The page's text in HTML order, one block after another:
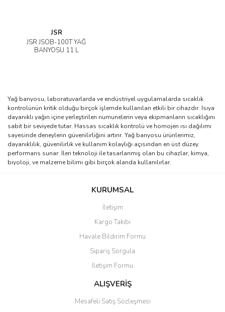
JSR
JSR JSOB-100T YAĞ
BANYOSU 11 L
Yağ banyosu, laboratuvarlarda ve endüstriyel uygulamalarda sıcaklık
kontrolünün kritik olduğu birçok işlemde kullanılan etkili bir cihazdır. Isıya
dayanıklı yağın içine yerleştirilen numunelerin veya ekipmanların sıcaklığını
sabit bir seviyede tutar. Hassas sıcaklık kontrolü ve homojen ısı dağılımı
sayesinde deneylerin güvenilirliğini artırır. Yağ banyosu ürünlerimiz,
dayanıklılık, güvenilirlik ve kullanım kolaylığı açısından en üst düzey
performans sunar. İleri teknoloji ile tasarlanmış olan bu cihazlar, kimya,
biyoloji, ve malzeme bilimi gibi birçok alanda kullanılırlar.
KURUMSAL
İletişim
Kargo Takibi
Havale Bildirim Formu
Sipariş Sorgula
İletişim Formu
ALIŞVERİŞ
Mesafeli Satış Sözleşmesi